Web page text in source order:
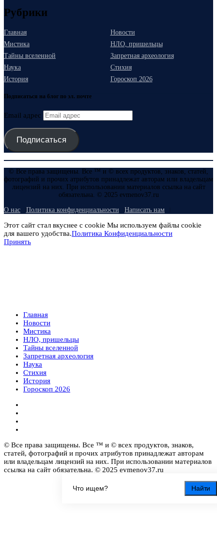
Найти
Рубрики
Главная
Новости
Мистика
НЛО, пришельцы
Тайны вселенной
Запретная археология
Наука
Стихия
История
Гороскоп 2026
Подписаться на блог по эл. почте
Email адрес
Подписаться
© Все права защищены. Все ™ и © всех продуктов, знаков, статей,
фотографий и прочих атрибутов принадлежат авторам или владельцам
лицензий на них. При использовании материалов ссылка на сайт
обязательна. © 2025 evmenov37.ru
О нас Политика конфиденциальности Написать нам
Этот сайт стал вкуснее с cookie Мы используем файлы cookie
для вашего удобства.Политика Конфиденциальности
Принять
Главная
Новости
Мистика
НЛО, пришельцы
Тайны вселенной
Запретная археология
Наука
Стихия
История
Гороскоп 2026
© Все права защищены. Все ™ и © всех продуктов, знаков,
статей, фотографий и прочих атрибутов принадлежат авторам
или владельцам лицензий на них. При использовании материалов
ссылка на сайт обязательна. © 2025 evmenov37.ru